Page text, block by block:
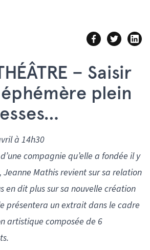
– Saisir
plein
à 14h30
compagnie qu’elle a fondée il y
Mathis revient sur sa relation
en dit plus sur sa nouvelle création
présentera un extrait dans le cadre
artistique composée de 6